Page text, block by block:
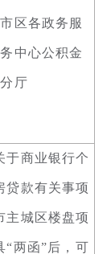
市区各政务服
务中心公积金
分厅
于商业银行个
贷款有关事项
主城区楼盘项
“两函”后，可